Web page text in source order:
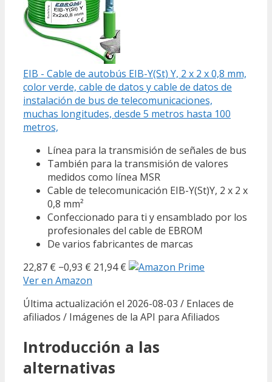
EIB - Cable de autobús EIB-Y(St) Y, 2 x 2 x 0,8 mm,
color verde, cable de datos y cable de datos de
instalación de bus de telecomunicaciones,
muchas longitudes, desde 5 metros hasta 100
metros,
Línea para la transmisión de señales de bus
También para la transmisión de valores
medidos como línea MSR
Cable de telecomunicación EIB-Y(St)Y, 2 x 2 x
0,8 mm²
Confeccionado para ti y ensamblado por los
profesionales del cable de EBROM
De varios fabricantes de marcas
22,87 € −0,93 € 21,94 €
Ver en Amazon
Última actualización el 2026-08-03 / Enlaces de
afiliados / Imágenes de la API para Afiliados
Introducción a las
alternativas